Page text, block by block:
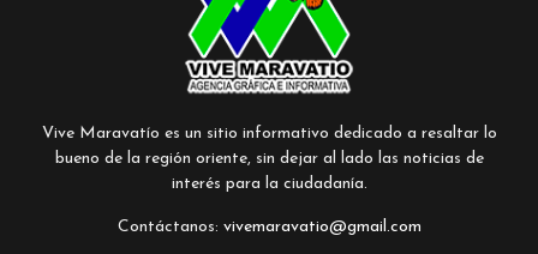
Vive Maravatío es un sitio informativo dedicado a resaltar lo
bueno de la región oriente, sin dejar al lado las noticias de
interés para la ciudadanía.
Contáctanos: vivemaravatio@gmail.com